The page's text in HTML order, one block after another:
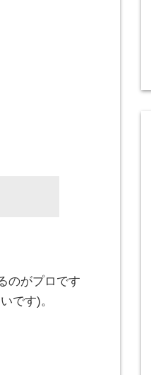
のがプロです
です)。